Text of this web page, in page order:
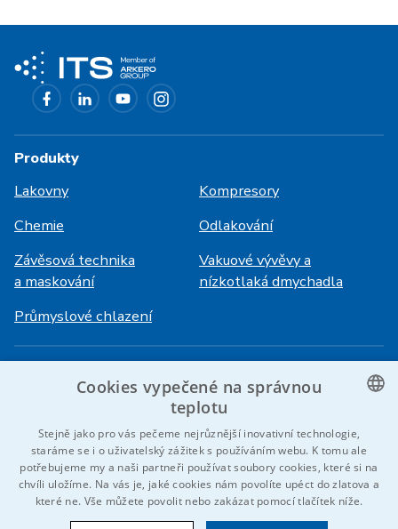
Produkty
Lakovny
Kompresory
Chemie
Odlakování
Závěsová technika
a maskování
Vakuové vývěvy a
nízkotlaká dmychadla
Průmyslové chlazení
Kariéra
Reference
Kontaktujte nás
HiVision
Technické listy
CZECH
GERMAN
Cookies vypečené na správnou
teplotu
Stejně jako pro vás pečeme nejrůznější inovativní technologie,
staráme se i o uživatelský zážitek s používáním webu. K tomu ale
potřebujeme my a naši partneři používat soubory cookies, které si na
chvíli uložíme. Na vás je, jaké cookies nám povolíte upéct do zlatova a
které ne. Vše můžete povolit nebo zakázat pomocí tlačítek níže.